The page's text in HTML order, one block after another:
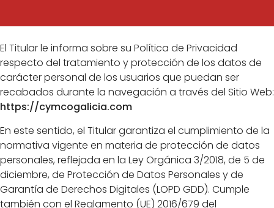
El Titular le informa sobre su Política de Privacidad
respecto del tratamiento y protección de los datos de
carácter personal de los usuarios que puedan ser
recabados durante la navegación a través del Sitio Web:
https://cymcogalicia.com
En este sentido, el Titular garantiza el cumplimiento de la
normativa vigente en materia de protección de datos
personales, reflejada en la Ley Orgánica 3/2018, de 5 de
diciembre, de Protección de Datos Personales y de
Garantía de Derechos Digitales (LOPD GDD). Cumple
también con el Reglamento (UE) 2016/679 del